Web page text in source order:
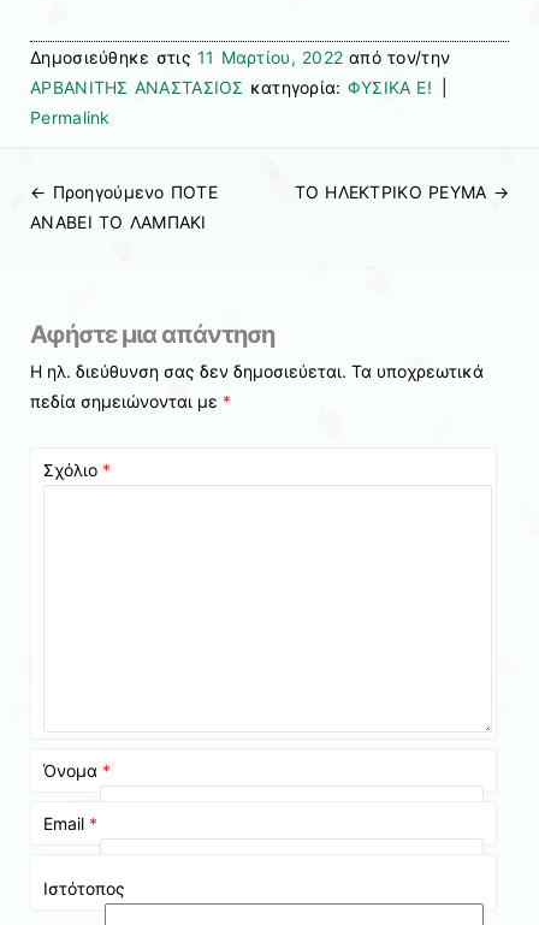
Δημοσιεύθηκε στις 11 Μαρτίου, 2022 από τον/την
ΑΡΒΑΝΙΤΗΣ ΑΝΑΣΤΑΣΙΟΣ κατηγορία: ΦΥΣΙΚΑ Ε!
Permalink
Πλοήγηση άρθρων
← Προηγούμενo ΠΟΤΕ
ΑΝΑΒΕΙ ΤΟ ΛΑΜΠΑΚΙ
ΤΟ ΗΛΕΚΤΡΙΚΟ ΡΕΥΜΑ →
Αφήστε μια απάντηση
Η ηλ. διεύθυνση σας δεν δημοσιεύεται. Τα υποχρεωτικά
πεδία σημειώνονται με *
Σχόλιο *
Όνομα *
Email *
Ιστότοπος